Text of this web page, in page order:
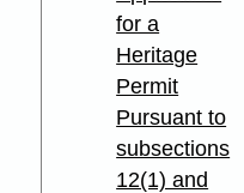
for a
Heritage
Permit
Pursuant to
subsections
12(1) and